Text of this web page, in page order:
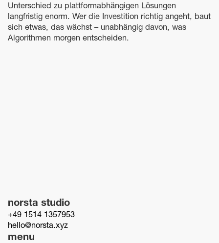
Unterschied zu plattformabhängigen Lösungen
langfristig enorm. Wer die Investition richtig angeht, baut
sich etwas, das wächst – unabhängig davon, was
Algorithmen morgen entscheiden.
norsta studio
+49 1514 1357953
hello@norsta.xyz
menu